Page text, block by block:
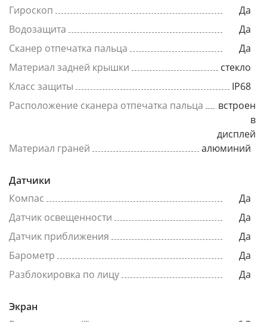
Гироскоп
Да
Водозащита
Да
Сканер отпечатка пальца
Да
Материал задней крышки
стекло
Класс защиты
IP68
Расположение сканера отпечатка пальца
встроен
в
дисплей
Материал граней
алюминий
Датчики
Компас
Да
Датчик освещенности
Да
Датчик приближения
Да
Барометр
Да
Разблокировка по лицу
Да
Экран